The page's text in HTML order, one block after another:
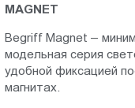
MAGNET
Begriff Magnet –
модельная серия
удобной фиксацией
магнитах.
оф.
sales@begriff.ru
+73433454747
RUB